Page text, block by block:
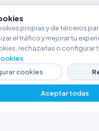
propias y de terceros
el tráfico y mejorar tu
rechazarlas o configurar
cookies
Aceptar todas